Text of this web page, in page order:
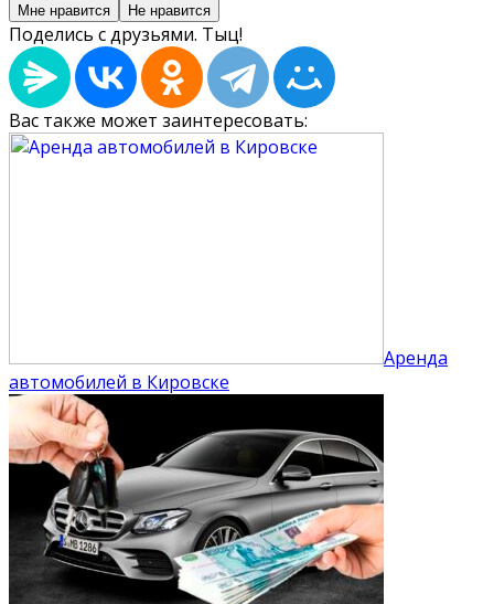
Мне нравится Не нравится
Поделись с друзьями. Тыц!
Вас также может заинтересовать:
Аренда
автомобилей в Кировске